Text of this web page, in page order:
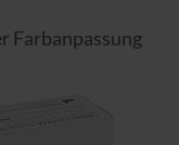
Farbanpassung